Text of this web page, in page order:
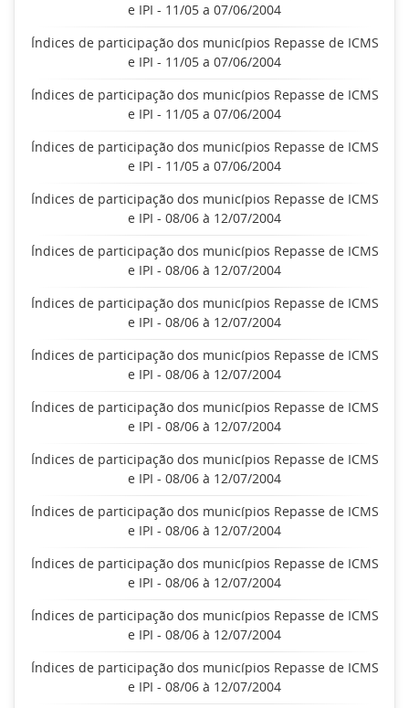
e IPI - 11/05 a 07/06/2004
Índices de participação dos municípios Repasse de ICMS
e IPI - 11/05 a 07/06/2004
Índices de participação dos municípios Repasse de ICMS
e IPI - 11/05 a 07/06/2004
Índices de participação dos municípios Repasse de ICMS
e IPI - 11/05 a 07/06/2004
Índices de participação dos municípios Repasse de ICMS
e IPI - 08/06 à 12/07/2004
Índices de participação dos municípios Repasse de ICMS
e IPI - 08/06 à 12/07/2004
Índices de participação dos municípios Repasse de ICMS
e IPI - 08/06 à 12/07/2004
Índices de participação dos municípios Repasse de ICMS
e IPI - 08/06 à 12/07/2004
Índices de participação dos municípios Repasse de ICMS
e IPI - 08/06 à 12/07/2004
Índices de participação dos municípios Repasse de ICMS
e IPI - 08/06 à 12/07/2004
Índices de participação dos municípios Repasse de ICMS
e IPI - 08/06 à 12/07/2004
Índices de participação dos municípios Repasse de ICMS
e IPI - 08/06 à 12/07/2004
Índices de participação dos municípios Repasse de ICMS
e IPI - 08/06 à 12/07/2004
Índices de participação dos municípios Repasse de ICMS
e IPI - 08/06 à 12/07/2004